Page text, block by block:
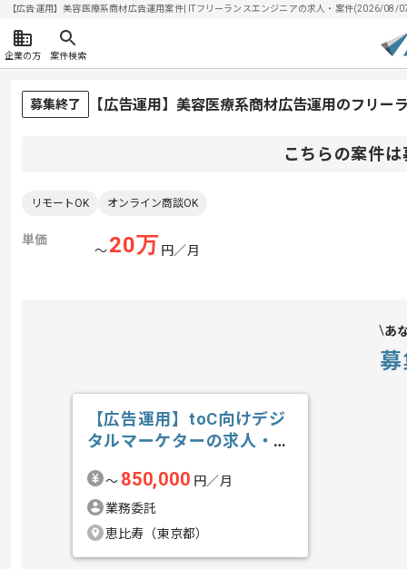
【広告運用】美容医療系商材広告運用案件| ITフリーランスエンジニアの求人・案件(2026/08/
企業の方 案件検索
募集終了 【広告運用】美容医療系商材広告運用のフリー
こちらの案件
リモートOK オンライン商談OK
単価
〜20万 円／月
あ
【広告運用】toC向けデジ
タルマーケターの求人・案
〜 850,000 円／月
業務委託
恵比寿（東京都）